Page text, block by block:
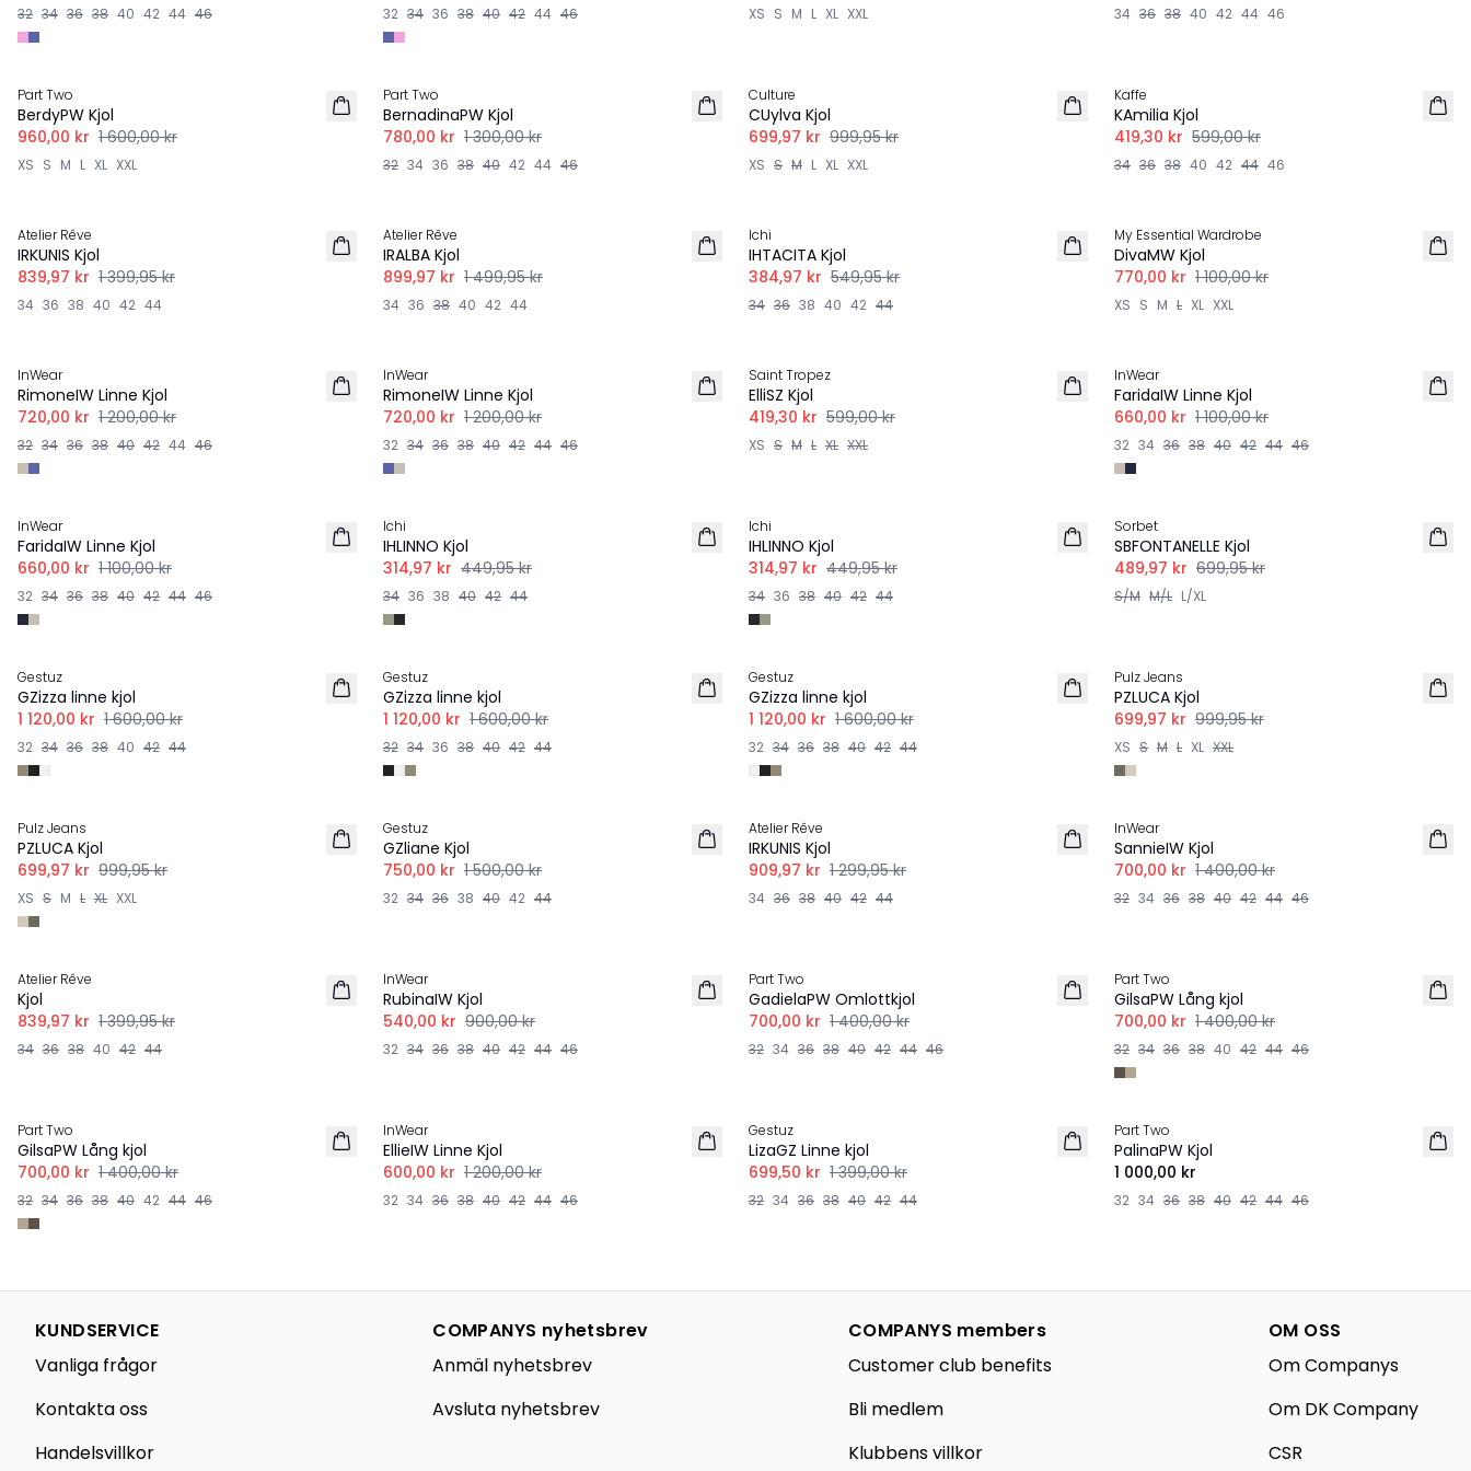
32 34 36 38 40 42 44 46 32 34 36 38 40 42 44 46 XS S M L XL XXL 34 36 38 40 42 44 46
LINNE
Part Two
BerdyPW Kjol
960,00 kr 1 600,00 kr
XS S M L XL XXL
LINNE
Part Two
BernadinaPW Kjol
780,00 kr 1 300,00 kr
32 34 36 38 40 42 44 46
LINNE
Culture
CUylva Kjol
699,97 kr 999,95 kr
XS S M L XL XXL
LINNE
Kaffe
KAmilia Kjol
419,30 kr 599,00 kr
34 36 38 40 42 44 46
LINNE
Atelier Rêve
IRKUNIS Kjol
839,97 kr 1 399,95 kr
34 36 38 40 42 44
LINNE
Atelier Rêve
IRALBA Kjol
899,97 kr 1 499,95 kr
34 36 38 40 42 44
Ichi
IHTACITA Kjol
384,97 kr 549,95 kr
34 36 38 40 42 44
My Essential Wardrobe
DivaMW Kjol
770,00 kr 1 100,00 kr
XS S M L XL XXL
InWear
RimoneIW Linne Kjol
720,00 kr 1 200,00 kr
32 34 36 38 40 42 44 46
InWear
RimoneIW Linne Kjol
720,00 kr 1 200,00 kr
32 34 36 38 40 42 44 46
Saint Tropez
ElliSZ Kjol
419,30 kr 599,00 kr
XS S M L XL XXL
InWear
FaridaIW Linne Kjol
660,00 kr 1 100,00 kr
32 34 36 38 40 42 44 46
InWear
FaridaIW Linne Kjol
660,00 kr 1 100,00 kr
32 34 36 38 40 42 44 46
Ichi
IHLINNO Kjol
314,97 kr 449,95 kr
34 36 38 40 42 44
Ichi
IHLINNO Kjol
314,97 kr 449,95 kr
34 36 38 40 42 44
LINNE
Sorbet
SBFONTANELLE Kjol
489,97 kr 699,95 kr
S/M M/L L/XL
Gestuz
GZizza linne kjol
1 120,00 kr 1 600,00 kr
32 34 36 38 40 42 44
Gestuz
GZizza linne kjol
1 120,00 kr 1 600,00 kr
32 34 36 38 40 42 44
Gestuz
GZizza linne kjol
1 120,00 kr 1 600,00 kr
32 34 36 38 40 42 44
Pulz Jeans
PZLUCA Kjol
699,97 kr 999,95 kr
XS S M L XL XXL
Pulz Jeans
PZLUCA Kjol
699,97 kr 999,95 kr
XS S M L XL XXL
Gestuz
GZliane Kjol
750,00 kr 1 500,00 kr
32 34 36 38 40 42 44
Atelier Rêve
IRKUNIS Kjol
909,97 kr 1 299,95 kr
34 36 38 40 42 44
InWear
SannieIW Kjol
700,00 kr 1 400,00 kr
32 34 36 38 40 42 44 46
Atelier Rêve
Kjol
839,97 kr 1 399,95 kr
34 36 38 40 42 44
InWear
RubinaIW Kjol
540,00 kr 900,00 kr
32 34 36 38 40 42 44 46
Part Two
GadielaPW Omlottkjol
700,00 kr 1 400,00 kr
32 34 36 38 40 42 44 46
Part Two
GilsaPW Lång kjol
700,00 kr 1 400,00 kr
32 34 36 38 40 42 44 46
Part Two
GilsaPW Lång kjol
700,00 kr 1 400,00 kr
32 34 36 38 40 42 44 46
InWear
EllieIW Linne Kjol
600,00 kr 1 200,00 kr
32 34 36 38 40 42 44 46
Gestuz
LizaGZ Linne kjol
699,50 kr 1 399,00 kr
32 34 36 38 40 42 44
Part Two
PalinaPW Kjol
1 000,00 kr
32 34 36 38 40 42 44 46
KUNDSERVICE
Vanliga frågor
Kontakta oss
Handelsvillkor
COMPANYS nyhetsbrev
Anmäl nyhetsbrev
Avsluta nyhetsbrev
COMPANYS members
Customer club benefits
Bli medlem
Klubbens villkor
OM OSS
Om Companys
Om DK Company
CSR